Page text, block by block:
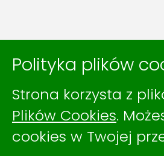
Polityka plików
Strona korzysta z
Plików Cookies.
cookies w Twojej